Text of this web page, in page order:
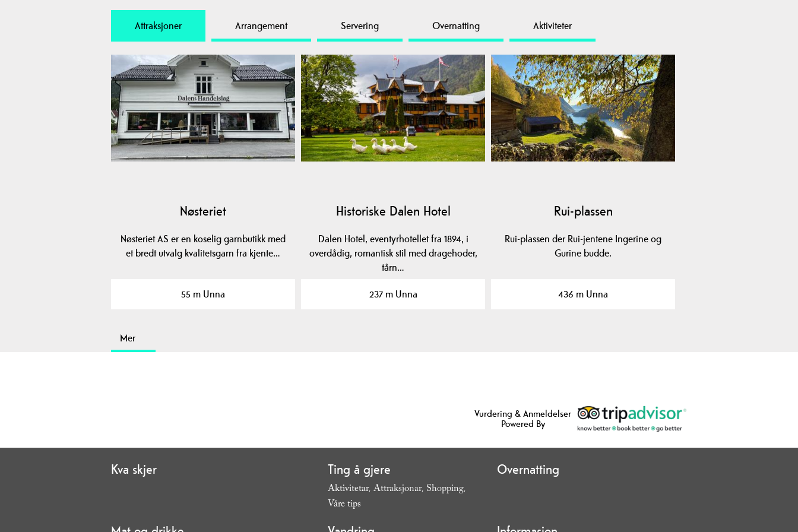
Attraksjoner Arrangement Servering Overnatting Aktiviteter
Nøsteriet
Nøsteriet AS er en koselig garnbutikk med
et bredt utvalg kvalitetsgarn fra kjente…
55 m Unna
Historiske Dalen Hotel
Dalen Hotel, eventyrhotellet fra 1894, i
overdådig, romantisk stil med dragehoder,
tårn…
237 m Unna
Rui-plassen
Rui-plassen der Rui-jentene Ingerine og
Gurine budde.
436 m Unna
Mer
Vurdering & Anmeldelser
Powered By
Kva skjer Ting å gjere
Aktivitetar, Attraksjonar, Shopping,
Våre tips
Overnatting